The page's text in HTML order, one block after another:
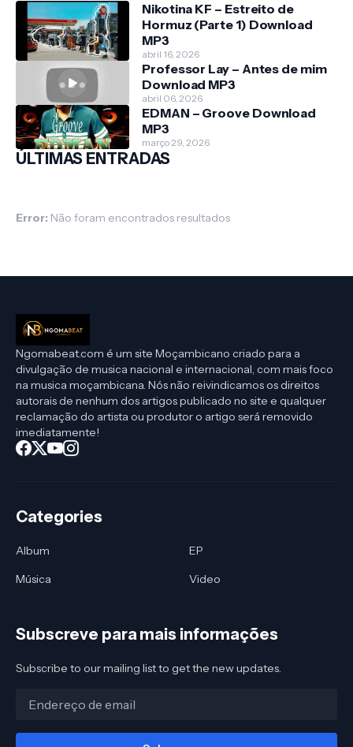
Nikotina KF – Estreito de
Hormuz (Parte 1) Download
MP3
abril 16, 2026
Professor Lay – Antes de mim
Download MP3
abril 06, 2026
EDMAN – Groove Download
MP3
março 29, 2026
ÚLTIMAS ENTRADAS
Error: Não foram encontrados resultados
Ngomabeat.com é um site Moçambicano criado para a
divulgação de musica nacional e internacional, com mais foco
na musica moçambicana. Nós não reivindicamos os direitos
autorais de nenhum dos artigos publicado no site e qualquer
reclamação do artista ou produtor o artigo será removido
imediatamente!
Categories
Album
EP
Música
Video
Subscreve para mais informações
Subscribe to our mailing list to get the new updates.